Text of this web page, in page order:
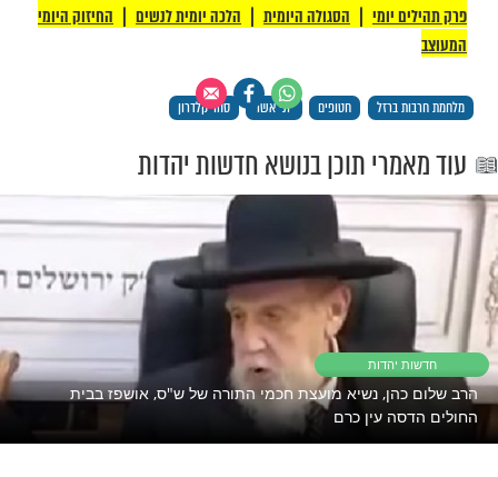
והתחלנו לשמוע צעקות בערבית ויריות.
ליד הבית שלי, נשמעו דפיקות בדלת ורעש
היה פיצוץ, ואבא שלי צעק לי לפתוח את
הממ"ד. קפצנו ממנו - וממש מולנו הייתה
למזלנו השכונה הייתה ריקה, התחבאנו
לבן גדול, וצמוד אליו היה הרכב של אבא
- מחבל פיצץ את האוטו של אבא, ניפץ
אחרי ששמענו אותו הולך, אבא שלי בדק
רצנו משם לאחד השיחים - והסתתרנו
היה בתוך השיח חורים, היינו במרכז
הכול. המחבלים פתחו גדר של הכרם - וכל
המחבלים מעזה נכנסו. ראיתי לפחות 400 ערבים